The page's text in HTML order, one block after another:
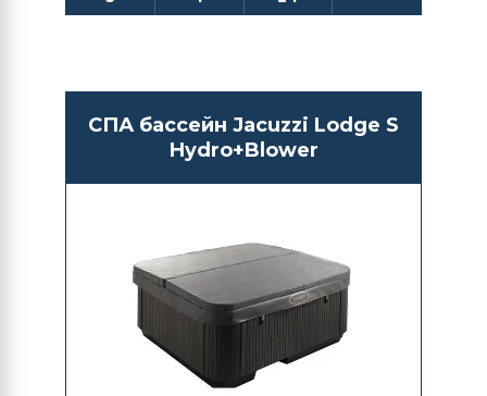
СПА бассейн Jacuzzi Lodge S
Hydro+Blower